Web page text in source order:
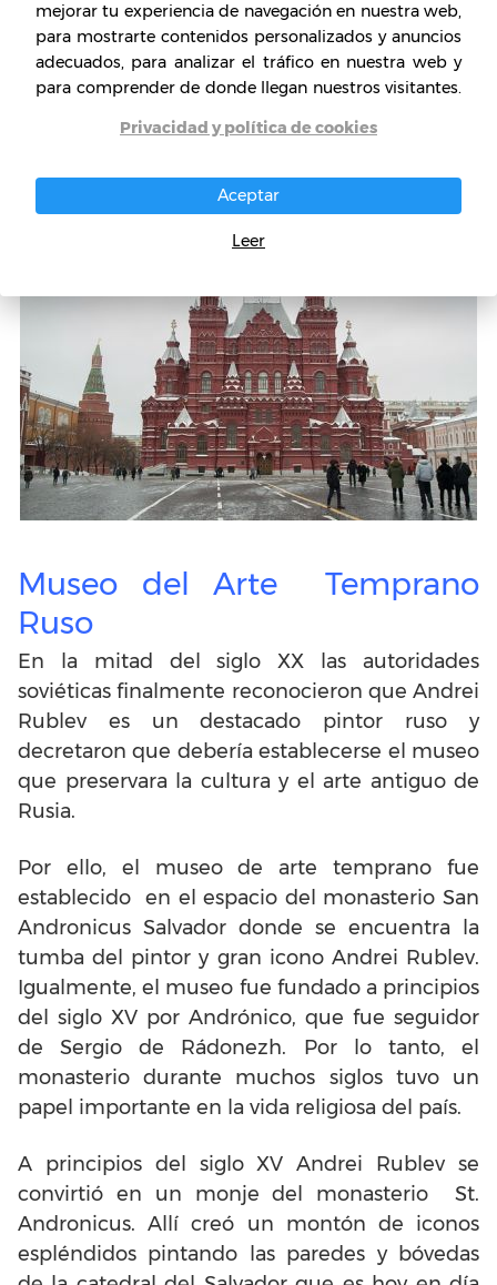
El trabajo realizado por el equipo del Museo
en los últimos años ha sido reconocido por la
comunidad internacional de arte y fue
incluido como miembro del prestigioso
Museo del Arte Temprano
Ruso
En la mitad del siglo XX las autoridades
soviéticas finalmente reconocieron que Andrei
Rublev es un destacado pintor ruso y
decretaron que debería establecerse el museo
que preservara la cultura y el arte antiguo de
Rusia.
Por ello, el museo de arte temprano fue
establecido en el espacio del monasterio San
Andronicus Salvador donde se encuentra la
tumba del pintor y gran icono Andrei Rublev.
Igualmente, el museo fue fundado a principios
del siglo XV por Andrónico, que fue seguidor
de Sergio de Rádonezh. Por lo tanto, el
monasterio durante muchos siglos tuvo un
papel importante en la vida religiosa del país.
A principios del siglo XV Andrei Rublev se
convirtió en un monje del monasterio St.
Andronicus. Allí creó un montón de iconos
espléndidos pintando las paredes y bóvedas
mejorar tu experiencia de navegación en nuestra web,
para mostrarte contenidos personalizados y anuncios
adecuados, para analizar el tráfico en nuestra web y
para comprender de donde llegan nuestros visitantes.
Privacidad y política de cookies
Aceptar
Leer